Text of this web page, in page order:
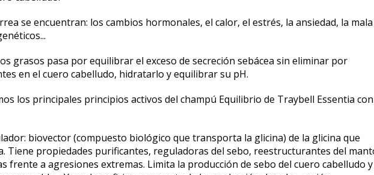
se encuentran: los cambios hormonales, el calor, el estrés, la ansiedad, la mala
grasos pasa por equilibrar el exceso de secreción sebácea sin eliminar por
en el cuero cabelludo, hidratarlo y equilibrar su pH.
los principales principios activos del champú Equilibrio de Traybell Essentia con
biovector (compuesto biológico que transporta la glicina) de la glicina que
Tiene propiedades purificantes, reguladoras del sebo, reestructurantes del
frente a agresiones extremas. Limita la producción de sebo del cuero cabelludo y